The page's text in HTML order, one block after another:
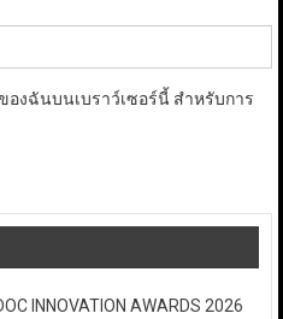
งฉันบนเบราว์เซอร์นี้ สำหรับการ
INNOVATION AWARDS 2026